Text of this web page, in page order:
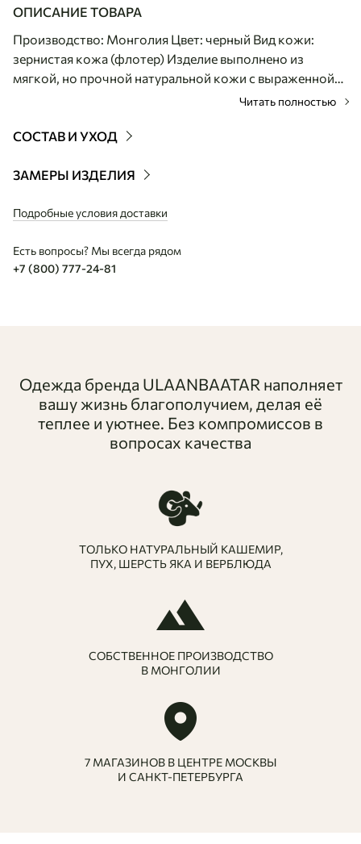
ОПИСАНИЕ ТОВАРА
Производство: Монголия Цвет: черный Вид кожи:
зернистая кожа (флотер) Изделие выполнено из
мягкой, но прочной натуральной кожи с выраженной
зернистой фактурой, устойчивой к появлению
цвета не только укрепляет конструкцию, но и служит
монгольских аксессуаров. Модель имеет лаконичную
молнию. Внутреннее пространство позволяет удобно
электронику. Продуманный дизайн и высокое качество
выделки кожи делают эту сумку отличным вариантом
Читать полностью
СОСТАВ И УХОД
ЗАМЕРЫ ИЗДЕЛИЯ
Подробные условия доставки
Есть вопросы? Мы всегда рядом
+7 (800) 777-24-81
Одежда бренда ULAANBAATAR наполняет
вашу жизнь благополучием, делая её
теплее и уютнее. Без компромиссов в
вопросах качества
ТОЛЬКО НАТУРАЛЬНЫЙ КАШЕМИР,
ПУХ, ШЕРСТЬ ЯКА И ВЕРБЛЮДА
СОБСТВЕННОЕ ПРОИЗВОДСТВО
В МОНГОЛИИ
7 МАГАЗИНОВ В ЦЕНТРЕ МОСКВЫ
И САНКТ-ПЕТЕРБУРГА